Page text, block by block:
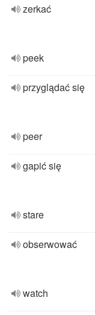
zerkać
peek
przyglądać się
peer
gapić się
stare
obserwować
watch